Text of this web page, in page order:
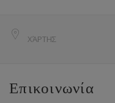
ΧΆΡΤΗΣ
Επικοινωνία